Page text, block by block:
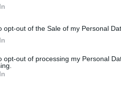
opt-out of the Sale of my Personal
opt-out of processing my Personal